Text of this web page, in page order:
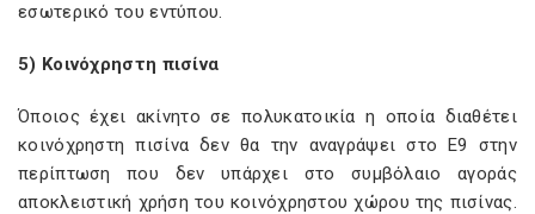
εσωτερικό του εντύπου.
5) Κοινόχρηστη πισίνα
Όποιος έχει ακίνητο σε πολυκατοικία η οποία διαθέτει
κοινόχρηστη πισίνα δεν θα την αναγράψει στο Ε9 στην
περίπτωση που δεν υπάρχει στο συμβόλαιο αγοράς
αποκλειστική χρήση του κοινόχρηστου χώρου της πισίνας.